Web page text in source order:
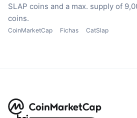
SLAP coins and a max. supply of
coins.
CoinMarketCap Fichas CatSlap